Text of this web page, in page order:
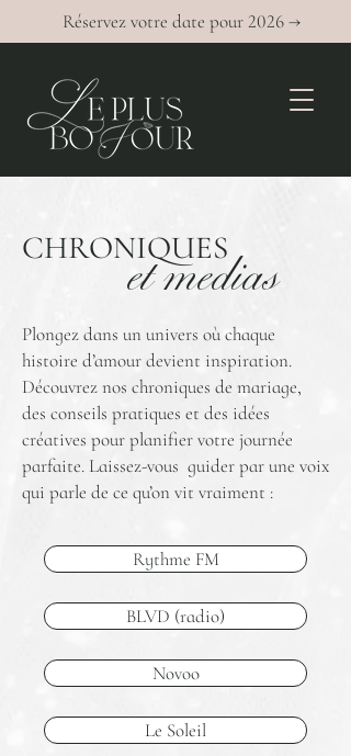
Réservez votre date pour 2026 →
CHRONIQUES
et medias
Plongez dans un univers où chaque
histoire d’amour devient inspiration.
Découvrez nos chroniques de mariage,
des conseils pratiques et des idées
créatives pour planifier votre journée
parfaite. Laissez-vous guider par une voix
qui parle de ce qu’on vit vraiment :
Rythme FM
BLVD (radio)
Novoo
Le Soleil